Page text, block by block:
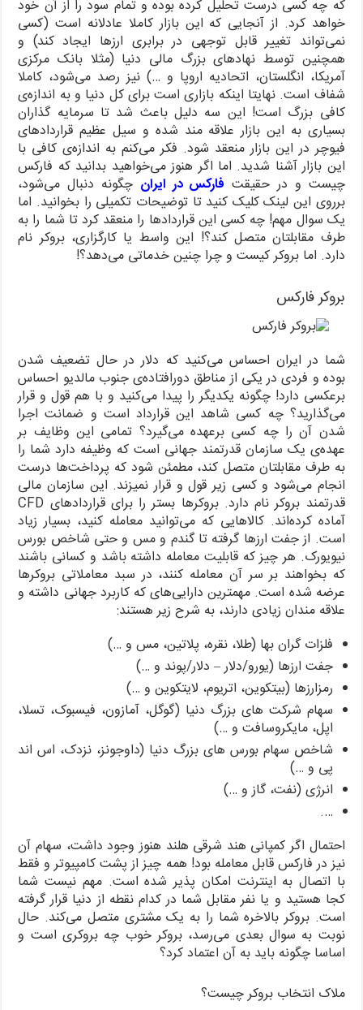
که چه کسی درست تحلیل کرده بوده و تمام سود را از آن خود
خواهد کرد. از آنجایی که این بازار کاملا عادلانه است (کسی
نمی‌تواند تغییر قابل توجهی در برابری ارزها ایجاد کند) و
همچنین توسط نهادهای بزرگ مالی دنیا (مثلا بانک مرکزی
آمریکا، انگلستان، اتحادیه اروپا و …) نیز رصد می‌شود، کاملا
شفاف است. نهایتا اینکه بازاری است برای کل دنیا و به اندازه‌ی
کافی بزرگ است! این سه دلیل باعث شد تا سرمایه گذاران
بسیاری به این بازار علاقه مند شده و سیل عظیم قراردادهای
فیوچر در این بازار منعقد شود. فکر می‌کنم به اندازه‌ی کافی با
این بازار آشنا شدید. اما اگر هنوز می‌خواهید بدانید که فارکس
چیست و در حقیقت فارکس در ایران چگونه دنبال می‌شود،
برروی این لینک کلیک کنید تا توضیحات تکمیلی را بخوانید. اما
یک سوال مهم! چه کسی این قراردادها را منعقد کرد تا شما را به
طرف مقابلتان متصل کند؟! این واسط یا کارگزاری، بروکر نام
دارد. اما بروکر کیست و چرا چنین خدماتی می‌دهد؟!
بروکر فارکس
شما در ایران احساس می‌کنید که دلار در حال تضعیف شدن
بوده و فردی در یکی از مناطق دورافتاده‌ی جنوب مالدیو احساس
برعکسی دارد! چگونه یکدیگر را پیدا می‌کنید و با هم قول و قرار
می‌گذارید؟ چه کسی شاهد این قرارداد است و ضمانت اجرا
شدن آن را چه کسی برعهده می‌گیرد؟ تمامی این وظایف بر
عهده‌ی یک سازمان قدرتمند جهانی است که وظیفه دارد شما را
به طرف مقابلتان متصل کند، مطمئن شود که پرداخت‌ها درست
انجام می‌شود و کسی زیر قول و قرار نمیزند. این سازمان مالی
قدرتمند بروکر نام دارد. بروکرها بستر را برای قراردادهای CFD
آماده کرده‌اند. کالاهایی که می‌توانید معامله کنید، بسیار زیاد
است. از جفت ارزها گرفته تا گندم و مس و حتی شاخص بورس
نیویورک. هر چیز که قابلیت معامله داشته باشد و کسانی باشند
که بخواهند بر سر آن معامله کنند، در سبد معاملاتی بروکرها
عرضه شده است. مهمترین دارایی‌های که کاربرد جهانی داشته و
علاقه مندان زیادی دارند، به شرح زیر هستند:
فلزات گران بها (طلا، نقره، پلاتین، مس و …)
جفت ارزها (یورو/دلار – دلار/پوند و …)
رمزارزها (بیتکوین، اتریوم، لایتکوین و …)
سهام شرکت های بزرگ دنیا (گوگل، آمازون، فیسبوک، تسلا،
اپل، مایکروسافت و …)
شاخص سهام بورس های بزرگ دنیا (داوجونز، نزدک، اس اند
پی و …)
انرژی (نفت، گاز و …)
….
احتمال اگر کمپانی هند شرقی هلند هنوز وجود داشت، سهام آن
نیز در فارکس قابل معامله بود! همه چیز از پشت کامپیوتر و فقط
با اتصال به اینترنت امکان پذیر شده است. مهم نیست شما
کجا هستید و یا نفر مقابل شما در کدام نقطه از دنیا قرار گرفته
است. بروکر بالاخره شما را به یک مشتری متصل می‌کند. حال
نوبت به سوال بعدی می‌رسد، بروکر خوب چه بروکری است و
اساسا چگونه باید به آن اعتماد کرد؟
ملاک انتخاب بروکر چیست؟